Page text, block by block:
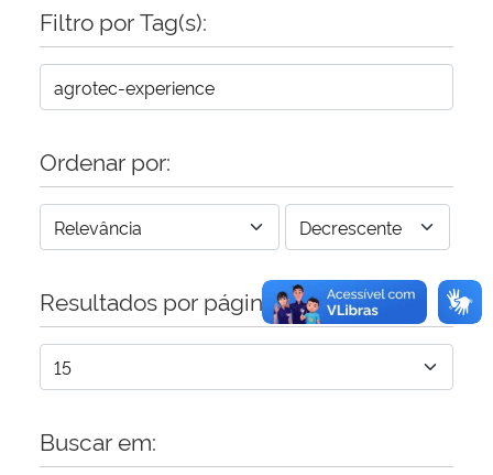
Filtro por Tag(s):
Ordenar por:
Resultados por página:
Buscar em: